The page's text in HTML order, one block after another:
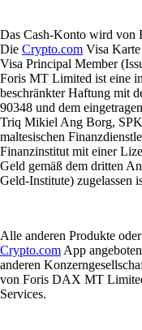
Das Cash-Konto wird von
Die Crypto.com Visa
Visa Principal Member
Foris MT Limited ist eine
beschränkter Haftung mit
90348 und dem
Triq Mikiel Ang Borg,
maltesischen
Finanzinstitut mit einer
Geld gemäß dem dritten
Geld-Institute) zugelassen
Alle anderen Produkte
Crypto.com App
anderen
von Foris DAX MT
Services.